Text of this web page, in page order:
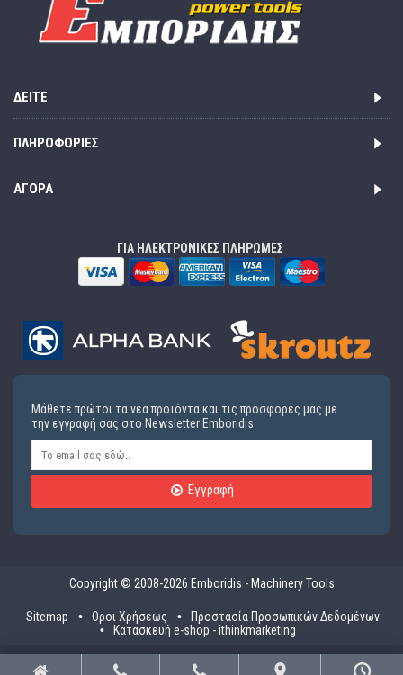
ΔΕΊΤΕ
ΠΛΗΡΟΦΟΡΊΕΣ
ΑΓΟΡΆ
ΓΙΑ ΗΛΕΚΤΡΟΝΙΚΕΣ ΠΛΗΡΩΜΕΣ
Μάθετε πρώτοι τα νέα προϊόντα και τις προσφορές μας με
την εγγραφή σας στο Newsletter Emboridis
Εγγραφή
Copyright © 2008-2026 Emboridis - Machinery Tools
Sitemap Οροι Χρήσεως
Προστασία Προσωπικών Δεδομένων
Κατασκευή e-shop - ithinkmarketing